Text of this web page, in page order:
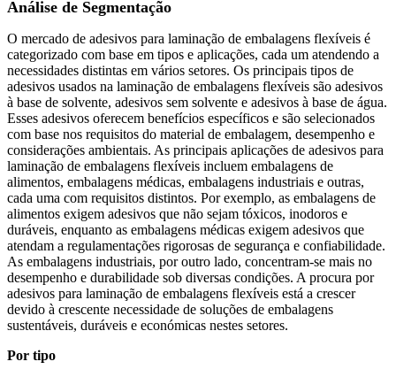
Análise de Segmentação
O mercado de adesivos para laminação de embalagens flexíveis é
categorizado com base em tipos e aplicações, cada um atendendo a
necessidades distintas em vários setores. Os principais tipos de
adesivos usados ​​na laminação de embalagens flexíveis são adesivos
à base de solvente, adesivos sem solvente e adesivos à base de água.
Esses adesivos oferecem benefícios específicos e são selecionados
com base nos requisitos do material de embalagem, desempenho e
considerações ambientais. As principais aplicações de adesivos para
laminação de embalagens flexíveis incluem embalagens de
alimentos, embalagens médicas, embalagens industriais e outras,
cada uma com requisitos distintos. Por exemplo, as embalagens de
alimentos exigem adesivos que não sejam tóxicos, inodoros e
duráveis, enquanto as embalagens médicas exigem adesivos que
atendam a regulamentações rigorosas de segurança e confiabilidade.
As embalagens industriais, por outro lado, concentram-se mais no
desempenho e durabilidade sob diversas condições. A procura por
adesivos para laminação de embalagens flexíveis está a crescer
devido à crescente necessidade de soluções de embalagens
sustentáveis, duráveis ​​e económicas nestes setores.
Por tipo